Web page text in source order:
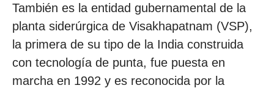
También es la entidad gubernamental de la
planta siderúrgica de Visakhapatnam (VSP),
la primera de su tipo de la India construida
con tecnología de punta, fue puesta en
marcha en 1992 y es reconocida por la